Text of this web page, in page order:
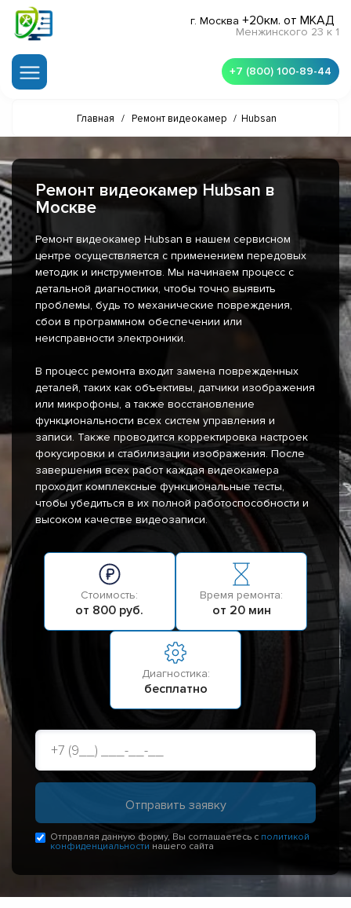
г. Москва +20км. от МКАД
Менжинского 23 к 1
+7 (800) 100-89-44
Главная / Ремонт видеокамер / Hubsan
Ремонт видеокамер Hubsan в
Москве
Ремонт видеокамер Hubsan в нашем сервисном
центре осуществляется с применением передовых
методик и инструментов. Мы начинаем процесс с
детальной диагностики, чтобы точно выявить
проблемы, будь то механические повреждения,
сбои в программном обеспечении или
неисправности электроники.
В процесс ремонта входит замена поврежденных
деталей, таких как объективы, датчики изображения
или микрофоны, а также восстановление
функциональности всех систем управления и
записи. Также проводится корректировка настроек
фокусировки и стабилизации изображения. После
завершения всех работ каждая видеокамера
проходит комплексные функциональные тесты,
чтобы убедиться в их полной работоспособности и
высоком качестве видеозаписи.
Стоимость:
от 800 руб.
Время ремонта:
от 20 мин
Диагностика:
бесплатно
Отправляя данную форму, Вы соглашаетесь с политикой
конфиденциальности нашего сайта